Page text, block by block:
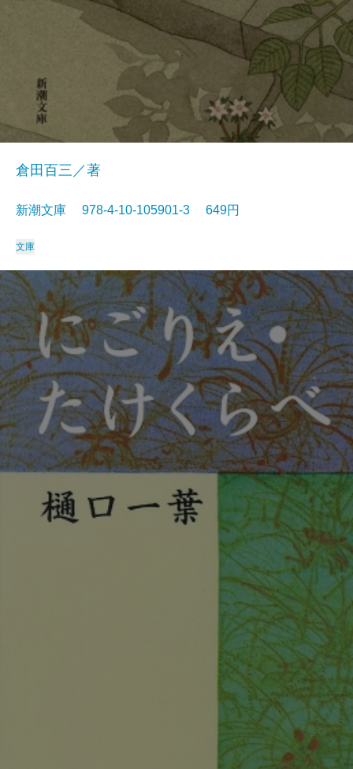
倉田百三／著
新潮文庫 978-4-10-105901-3 649円
文庫